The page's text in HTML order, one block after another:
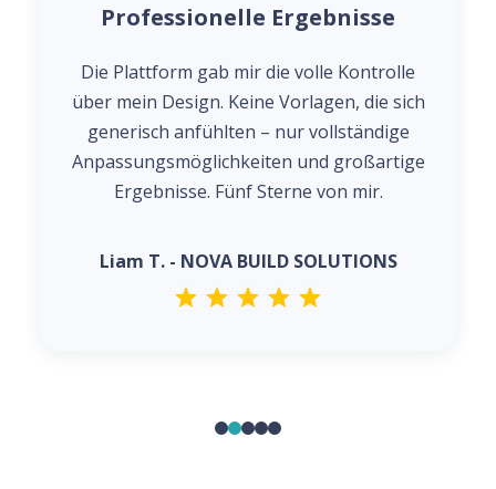
Professionelle Ergebnisse
Die Plattform gab mir die volle Kontrolle
über mein Design. Keine Vorlagen, die sich
generisch anfühlten – nur vollständige
Anpassungsmöglichkeiten und großartige
Ergebnisse. Fünf Sterne von mir.
Liam T. - NOVA BUILD SOLUTIONS